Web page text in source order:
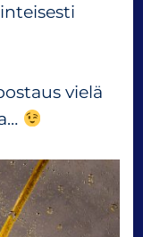
vielä